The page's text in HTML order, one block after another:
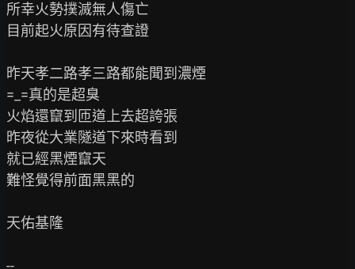
所幸火勢撲滅無人傷亡
目前起火原因有待查證
昨天孝二路孝三路都能聞到濃煙
=_=真的是超臭
火焰還竄到匝道上去超誇張
昨夜從大業隧道下來時看到
就已經黑煙竄天
難怪覺得前面黑黑的
天佑基隆